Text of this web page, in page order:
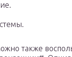
также